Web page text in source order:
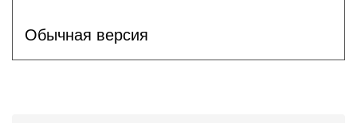
Обычная версия